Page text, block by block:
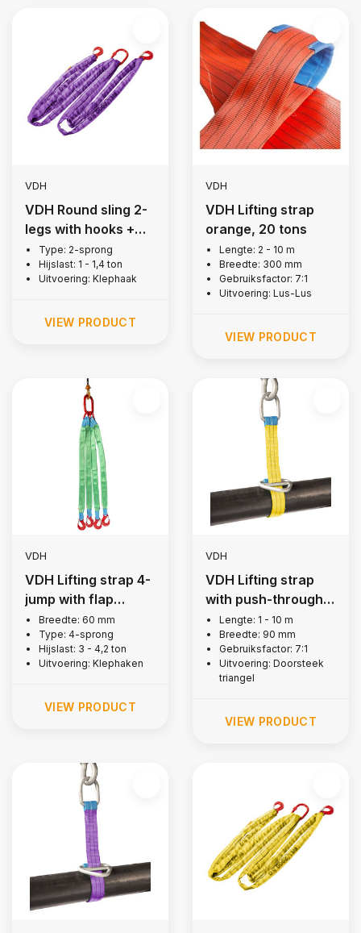
VDH
VDH Round sling 2-
legs with hooks +
latch, 1 ton
Type: 2-sprong
Hijslast: 1 - 1,4 ton
Uitvoering: Klephaak
VIEW PRODUCT
VDH
VDH Lifting strap
orange, 20 tons
Lengte: 2 - 10 m
Breedte: 300 mm
Gebruiksfactor: 7:1
Uitvoering: Lus-Lus
VIEW PRODUCT
VDH
VDH Lifting strap 4-
jump with flap
hooks, 3 tons
Breedte: 60 mm
Type: 4-sprong
Hijslast: 3 - 4,2 ton
Uitvoering: Klephaken
VIEW PRODUCT
VDH
VDH Lifting strap
with push-through
shackle, 3 tons
Lengte: 1 - 10 m
Breedte: 90 mm
Gebruiksfactor: 7:1
Uitvoering: Doorsteek
triangel
VIEW PRODUCT